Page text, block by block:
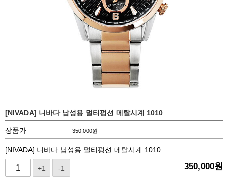
[NIVADA] 니바다 남성용 멀티펑션 메탈시계 1010
상품가 350,000원
[NIVADA] 니바다 남성용 멀티펑션 메탈시계 1010
+1 -1 350,000원